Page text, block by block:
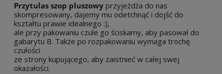
Przytulas szop pluszowy przyjeżdża do nas
skompresowany, dajemy mu odetchnąć i dojść do
kształtu prawie idealnego :),
ale przy pakowaniu czule go ściskamy, aby pasował do
gabarytu B. Także po rozpakowaniu wymaga trochę
czułości
ze strony kupującego, aby zaistnieć w całej swej
okazałości.